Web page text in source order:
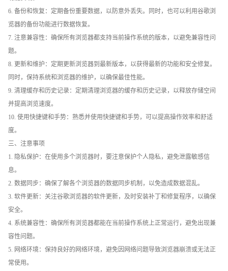
6. 备份和恢复：定期备份重要数据，以防意外丢失。同时，也可以利用谷歌浏
览器的备份功能进行数据恢复。
7. 注意兼容性：确保所有浏览器都支持当前操作系统的版本，以避免兼容性问
题。
8. 更新和维护：定期更新浏览器到最新版本，以获得最新的功能和安全修复。
同时，保持系统和浏览器的维护，以确保最佳性能。
9. 清理缓存和历史记录：定期清理浏览器的缓存和历史记录，以释放存储空间
并提高浏览速度。
10. 使用快捷键和手势：熟悉并使用快捷键和手势，可以提高操作效率和舒适
度。
三、注意事项
1. 隐私保护：在使用多个浏览器时，要注意保护个人隐私，避免泄露敏感信
息。
2. 数据同步：确保了解各个浏览器的数据同步机制，以免造成数据混乱。
3. 软件更新：关注谷歌浏览器的软件更新，及时安装补丁和修复程序，以确保
安全。
4. 系统兼容性：确保所有浏览器都能在当前操作系统上正常运行，避免出现兼
容性问题。
5. 网络环境：保持良好的网络环境，避免因网络问题导致浏览器崩溃或无法正
常使用。